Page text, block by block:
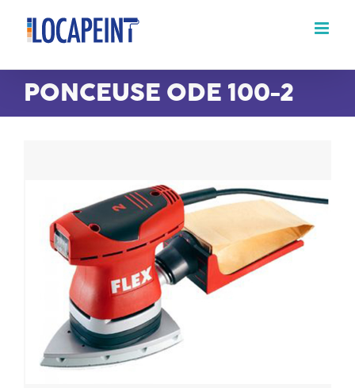
Passer
contenu
PONCEUSE ODE 100-2